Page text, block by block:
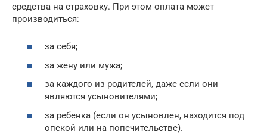
средства на страховку. При этом оплата может
производиться:
за себя;
за жену или мужа;
за каждого из родителей, даже если они
являются усыновителями;
за ребенка (если он усыновлен, находится под
опекой или на попечительстве).